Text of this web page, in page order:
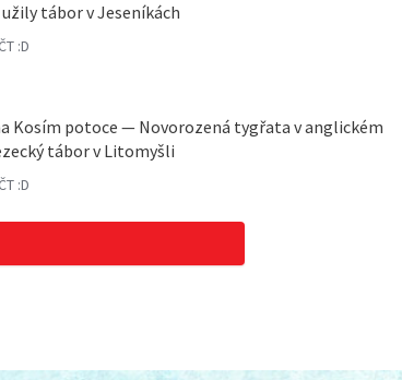
tábor v Jeseníkách
:D
Kosím potoce — Novorozená tygřata v anglickém
tábor v Litomyšli
:D